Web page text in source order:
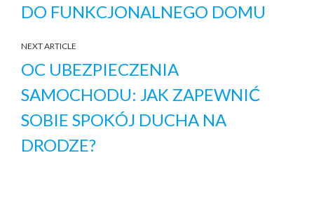
DO FUNKCJONALNEGO DOMU
NEXT ARTICLE
OC UBEZPIECZENIA
SAMOCHODU: JAK ZAPEWNIĆ
SOBIE SPOKÓJ DUCHA NA
DRODZE?